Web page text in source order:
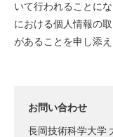
いて行われることに
における個人情報の
があることを申し添え
お問い合わせ
長岡技術科学大学